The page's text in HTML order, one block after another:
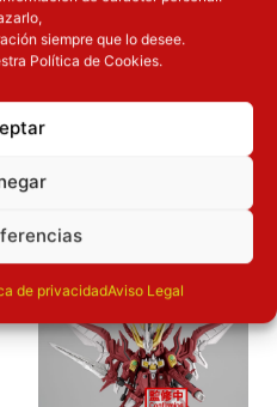
siempre que lo desee.
Política de Cookies.
de privacidadAviso Legal
16cm
QUE TE
INTERESAR
Inicie sesión
El precio original era: 16.90€.El precio